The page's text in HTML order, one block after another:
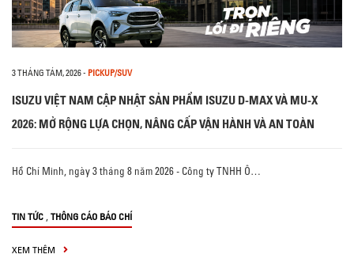
3 THÁNG TÁM, 2026- PICKUP/SUV
ISUZU VIỆT NAM CẬP NHẬT SẢN PHẨM ISUZU D-MAX VÀ MU-X
2026: MỞ RỘNG LỰA CHỌN, NÂNG CẤP VẬN HÀNH VÀ AN TOÀN
Hồ Chí Minh, ngày 3 tháng 8 năm 2026 - Công ty TNHH Ô…
TIN TỨC , THÔNG CÁO BÁO CHÍ
XEM THÊM